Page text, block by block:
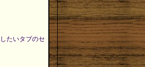
たいタブのセ